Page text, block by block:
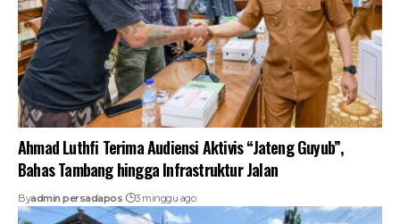
Ahmad Luthfi Terima Audiensi Aktivis “Jateng Guyub”,
Bahas Tambang hingga Infrastruktur Jalan
Byadmin persadapos 3 minggu ago